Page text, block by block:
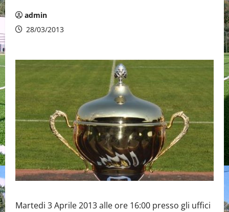
admin
28/03/2013
Martedi 3 Aprile 2013 alle ore 16:00 presso gli uffici